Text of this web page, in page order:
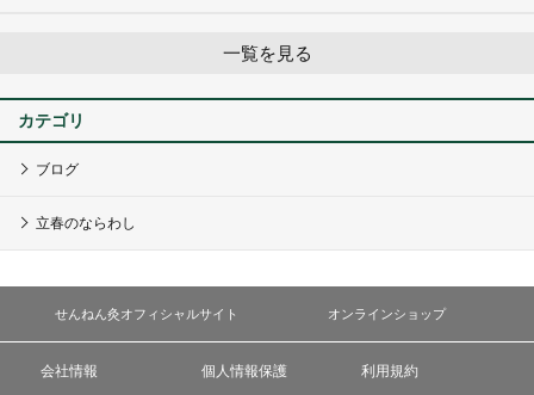
一覧を見る
カテゴリ
ブログ
立春のならわし
せんねん灸オフィシャルサイト オンラインショップ
会社情報 個人情報保護 利用規約